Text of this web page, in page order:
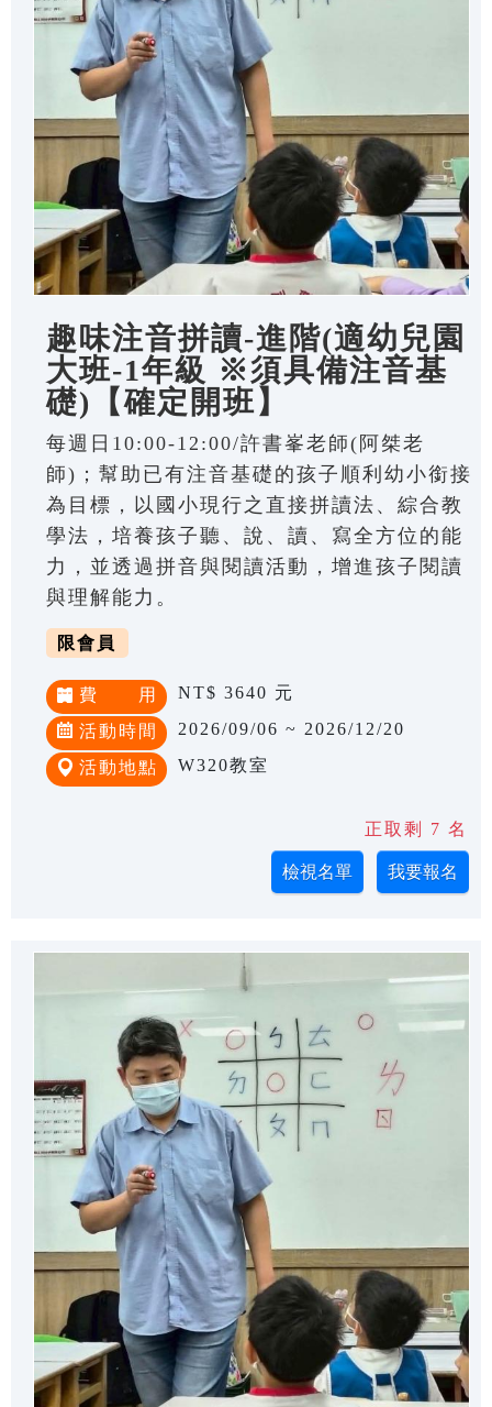
趣味注音拼讀-進階(適幼兒園
大班-1年級 ※須具備注音基
礎)【確定開班】
每週日10:00-12:00/許書峯老師(阿桀老
師)；幫助已有注音基礎的孩子順利幼小銜接
為目標，以國小現行之直接拼讀法、綜合教
學法，培養孩子聽、說、讀、寫全方位的能
力，並透過拼音與閱讀活動，增進孩子閱讀
與理解能力。
限會員
費 用 NT$ 3640 元
活動時間 2026/09/06 ~ 2026/12/20
活動地點 W320教室
正取剩 7 名